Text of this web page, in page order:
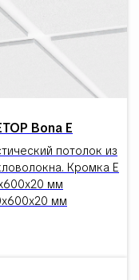
Bona E
потолок из
Кромка E
мм
мм